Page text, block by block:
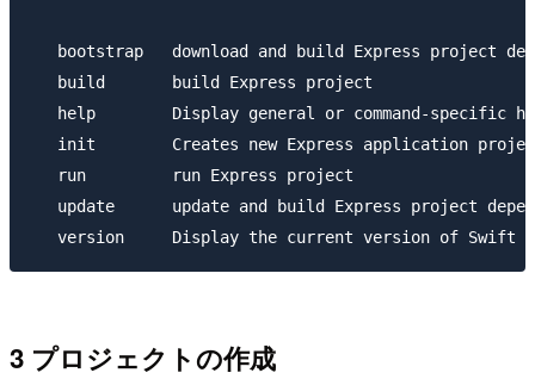
bootstrap   download and build Express project
   build       build Express project
help        Display general or command-specific
init        Creates new Express application
   run         run Express project
update      update and build Express project
3 プロジェクトの作成